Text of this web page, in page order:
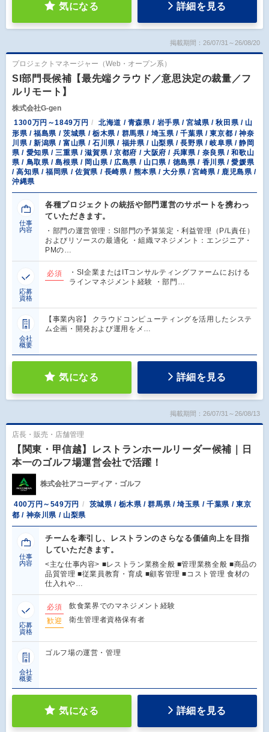
気になる 詳細を見る
掲載期間：26/07/31～26/08/20
プロジェクトマネージャー（Web・オープン系）
SI部門長候補【最先端クラウド／意思決定の裁量／フ
ルリモート】
株式会社G-gen
1300万円～1849万円
北海道 / 青森県 / 岩手県 / 宮城県 / 秋田県 / 山
形県 / 福島県 / 茨城県 / 栃木県 / 群馬県 / 埼玉県 / 千葉県 / 東京都 / 神奈
川県 / 新潟県 / 富山県 / 石川県 / 福井県 / 山梨県 / 長野県 / 岐阜県 / 静岡
県 / 愛知県 / 三重県 / 滋賀県 / 京都府 / 大阪府 / 兵庫県 / 奈良県 / 和歌山
県 / 鳥取県 / 島根県 / 岡山県 / 広島県 / 山口県 / 徳島県 / 香川県 / 愛媛県
/ 高知県 / 福岡県 / 佐賀県 / 長崎県 / 熊本県 / 大分県 / 宮崎県 / 鹿児島県 /
沖縄県
仕事
内容
各種プロジェクトの統括や部門運営のサポートを携わっ
ていただきます。
・部門の運営管理：SI部門の予算策定・利益管理（P/L責任）
およびリソースの最適化 ・組織マネジメント：エンジニア・
PMの…
応募
資格
必須
・SI企業またはITコンサルティングファームにおける
ラインマネジメント経験 ・部門…
会社
概要
【事業内容】 クラウドコンピューティングを活用したシステ
ム企画・開発および運用をメ…
気になる 詳細を見る
掲載期間：26/07/31～26/08/13
店長・販売・店舗管理
【関東・甲信越】レストランホールリーダー候補｜日
本一のゴルフ場運営会社で活躍！
株式会社アコーディア・ゴルフ
400万円～549万円
茨城県 / 栃木県 / 群馬県 / 埼玉県 / 千葉県 / 東京
都 / 神奈川県 / 山梨県
仕事
内容
チームを牽引し、レストランのさらなる価値向上を目指
していただきます。
<主な仕事内容> ■レストラン業務全般 ■管理業務全般 ■商品の
品質管理 ■従業員教育・育成 ■顧客管理 ■コスト管理 食材の
仕入れや…
応募
資格
必須
飲食業界でのマネジメント経験
歓迎
衛生管理者資格保有者
会社
概要
ゴルフ場の運営・管理
気になる 詳細を見る